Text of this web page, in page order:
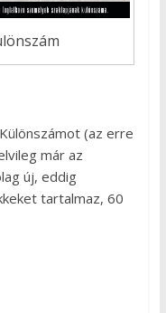
(az erre
már az
új, eddig
tartalmaz, 60